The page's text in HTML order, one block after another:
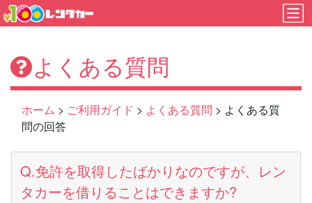
よくある質問
ホーム > ご利用ガイド > よくある質問 > よくある質
問の回答
Q.免許を取得したばかりなのですが、レン
タカーを借りることはできますか?